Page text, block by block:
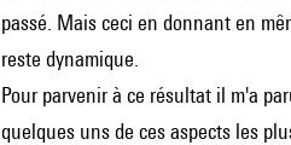
passé. Mais ceci en donnant en
reste dynamique.
Pour parvenir à ce résultat il m'a
quelques uns de ces aspects les